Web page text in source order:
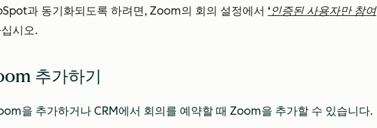
과 동기화되도록 하려면, Zoom의 회의 설정에서 ‘인증된 사용자만 참여
시오.
추가하기
을 추가하거나 CRM에서 회의를 예약할 때 Zoom을 추가할 수 있습니다.